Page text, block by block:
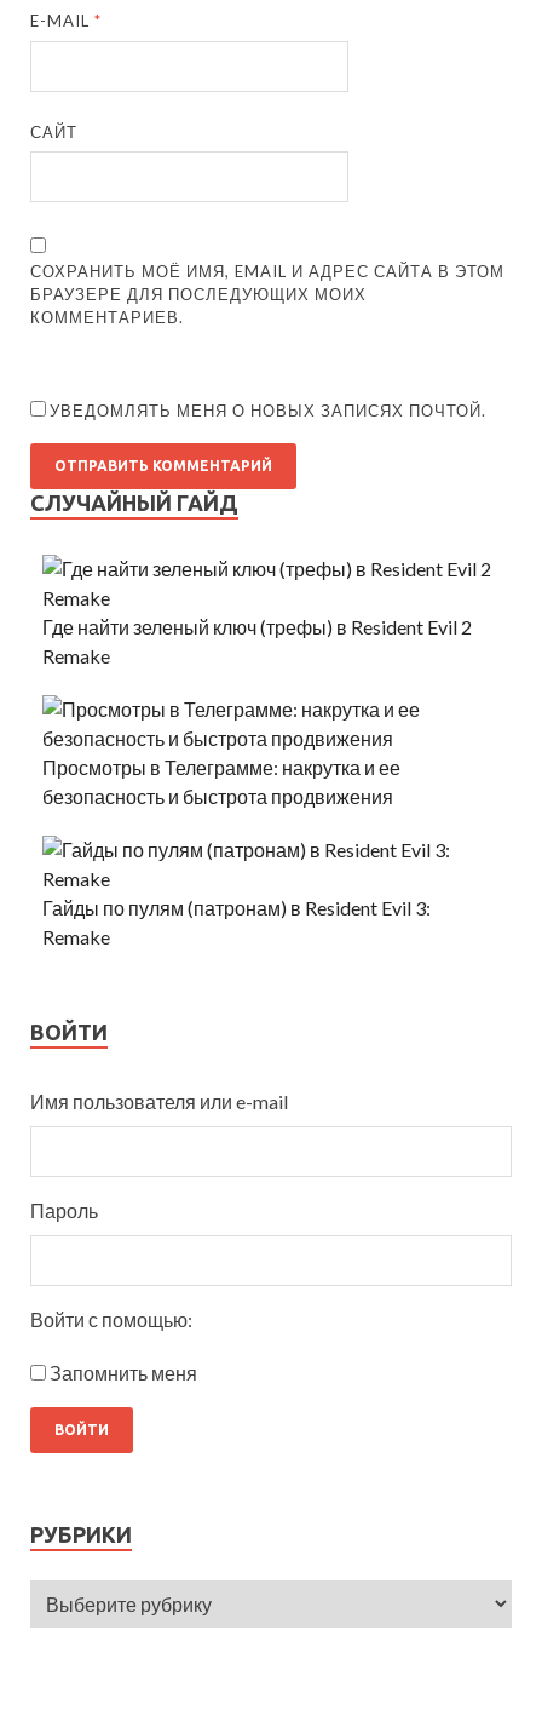
E-MAIL*
САЙТ
СОХРАНИТЬ МОЁ ИМЯ, EMAIL И АДРЕС САЙТА В ЭТОМ
БРАУЗЕРЕ ДЛЯ ПОСЛЕДУЮЩИХ МОИХ
КОММЕНТАРИЕВ.
УВЕДОМЛЯТЬ МЕНЯ О НОВЫХ ЗАПИСЯХ ПОЧТОЙ.
СЛУЧАЙНЫЙ ГАЙД
Где найти зеленый ключ (трефы) в Resident Evil 2
Remake
Просмотры в Телеграмме: накрутка и ее
безопасность и быстрота продвижения
Гайды по пулям (патронам) в Resident Evil 3:
Remake
ВОЙТИ
Имя пользователя или e-mail
Пароль
Войти с помощью:
Запомнить меня
РУБРИКИ